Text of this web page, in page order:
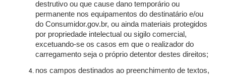
destrutivo ou que cause dano temporário ou
permanente nos equipamentos do destinatário e/ou
do Consumidor.gov.br, ou ainda materiais protegidos
por propriedade intelectual ou sigilo comercial,
excetuando-se os casos em que o realizador do
carregamento seja o próprio detentor destes direitos;
nos campos destinados ao preenchimento de textos,